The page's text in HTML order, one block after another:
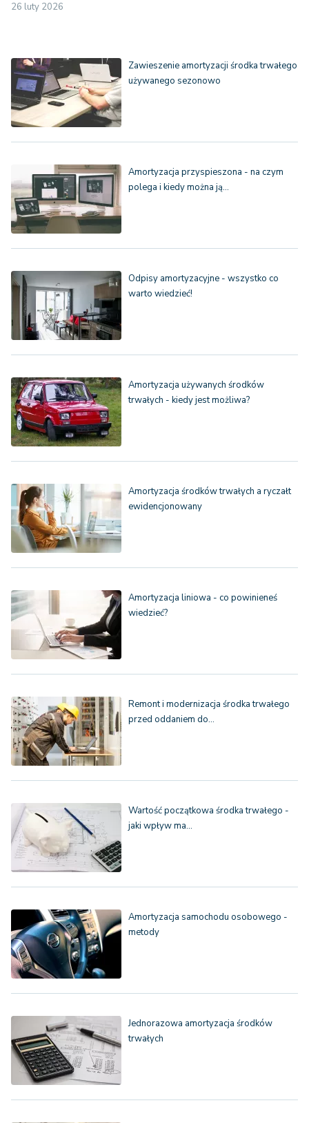
26 luty 2026
Zawieszenie amortyzacji środka trwałego
używanego sezonowo
Amortyzacja przyspieszona - na czym
polega i kiedy można ją…
Odpisy amortyzacyjne - wszystko co
warto wiedzieć!
Amortyzacja używanych środków
trwałych - kiedy jest możliwa?
Amortyzacja środków trwałych a ryczałt
ewidencjonowany
Amortyzacja liniowa - co powinieneś
wiedzieć?
Remont i modernizacja środka trwałego
przed oddaniem do…
Wartość początkowa środka trwałego -
jaki wpływ ma…
Amortyzacja samochodu osobowego -
metody
Jednorazowa amortyzacja środków
trwałych